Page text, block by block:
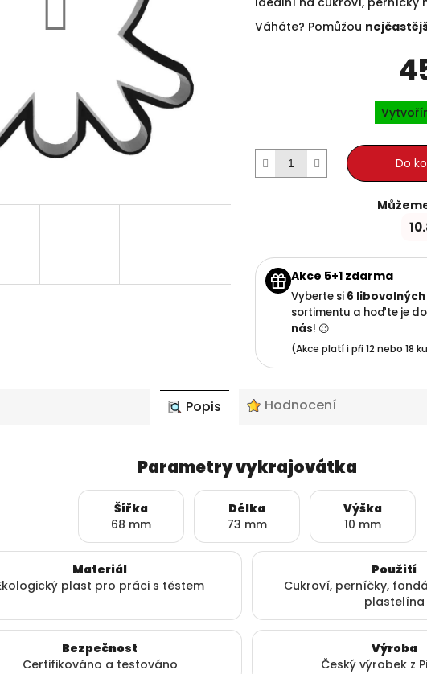
Váháte? Pomůžou
Do
Akce 5+1 zdarma
Vyberte si 6
sortimentu a hoďte je
nás! 😉
(Akce platí i při 12 nebo 18
Popis Hodnocení
Parametry vykrajovátka
Šířka
68 mm
Délka
73 mm
Výška
10 mm
Materiál
plast pro práci s těstem
Použití
Cukroví, perníčky,
plastelína
Bezpečnost
Certifikováno a testováno
Výroba
Český výrobek z